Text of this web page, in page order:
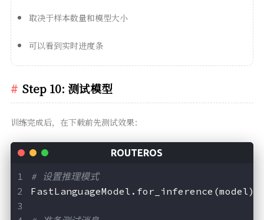
取决于样本数量和模型大小
可以看到实时进度条
Step 10: 测试模型
训练完成后，在下载前先测试效果：
# 设置推理模式
FastLanguageModel.for_inference(model)